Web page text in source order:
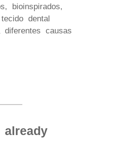
bioinspirados,
dental
causas